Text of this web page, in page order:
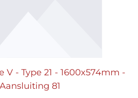
V - Type 21 - 1600x574mm -
81